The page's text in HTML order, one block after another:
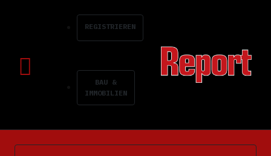
REGISTRIEREN
BAU &
IMMOBILIEN